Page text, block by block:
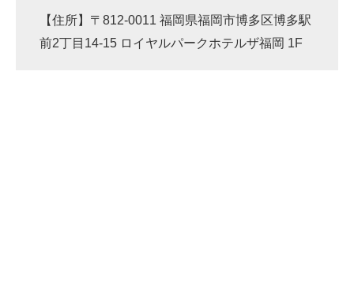
【住所】〒812-0011 福岡県福岡市博多区博多駅
前2丁目14-15 ロイヤルパークホテルザ福岡 1F